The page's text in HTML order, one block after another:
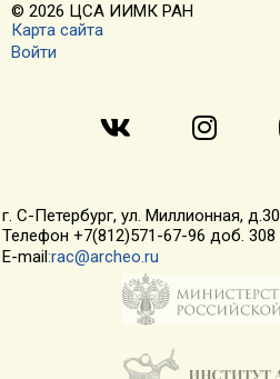
© 2026 ЦСА ИИМК РАН
Карта сайта
Войти
г. С-Петербург, ул. Миллионная, д.30
Телефон +7(812)571-67-96 доб. 308
E-mail:rac@archeo.ru